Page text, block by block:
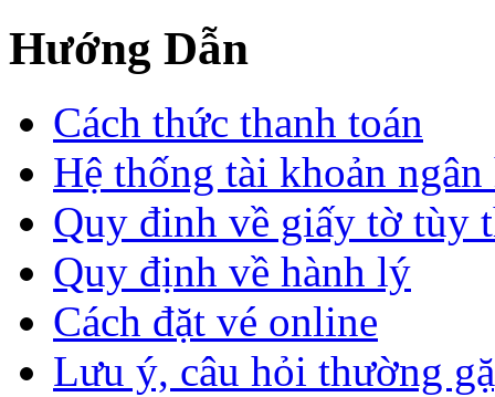
Hướng Dẫn
Cách thức thanh toán
Hệ thống tài khoản ngân
Quy đinh về giấy tờ tùy
Quy định về hành lý
Cách đặt vé online
Lưu ý, câu hỏi thường